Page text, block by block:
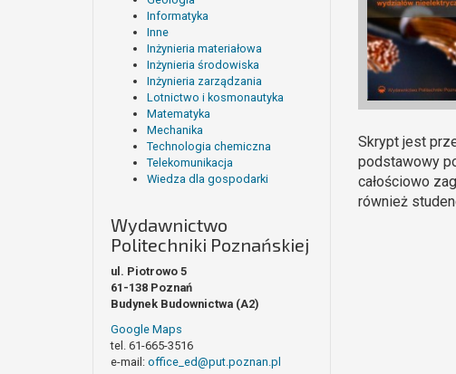
Informatyka
Inne
Inżynieria materiałowa
Inżynieria środowiska
Inżynieria zarządzania
Lotnictwo i kosmonautyka
Matematyka
Mechanika
Technologia chemiczna
Telekomunikacja
Wiedza dla gospodarki
Wydawnictwo
Politechniki Poznańskiej
ul. Piotrowo 5
61-138 Poznań
Budynek Budownictwa (A2)
Google Maps
tel. 61-665-3516
e-mail: office_ed@put.poznan.pl
Skrypt jest
podstawowy
całościowo
również